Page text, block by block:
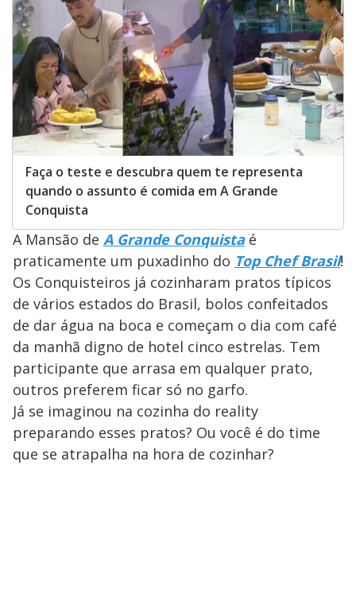
Faça o teste e descubra quem te representa
quando o assunto é comida em A Grande
Conquista
A Mansão de A Grande Conquistaé
praticamente um puxadinho do Top Chef Brasil!
Os Conquisteiros já cozinharam pratos típicos
de vários estados do Brasil, bolos confeitados
de dar água na boca e começam o dia com café
da manhã digno de hotel cinco estrelas. Tem
participante que arrasa em qualquer prato,
outros preferem ficar só no garfo.
Já se imaginou na cozinha do reality
preparando esses pratos? Ou você é do time
que se atrapalha na hora de cozinhar?